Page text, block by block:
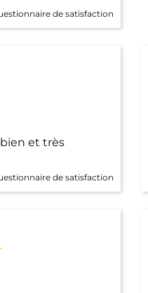
de satisfaction
et très
de satisfaction